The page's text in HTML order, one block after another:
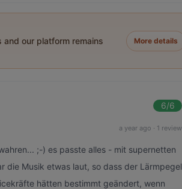
our platform remains
More details
6/6
a year ago · 1 review
;-) es passte alles - mit supernetten
die Musik etwas laut, so dass der Lärmpegel
hätten bestimmt geändert, wenn